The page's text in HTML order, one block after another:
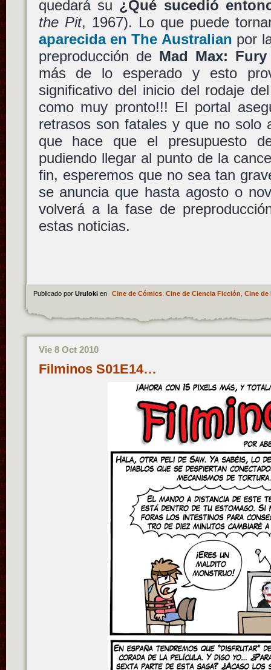
quedará su ¿Qué sucedió
the Pit, 1967). Lo que puede
aparecida en The Australian por
preproducción de Mad Max:
más de lo esperado y esto
significativo del inicio del rodaje
como muy pronto!!! El portal
retrasos son fatales y que no solo
que hace que el presupuesto
pudiendo llegar al punto de la
fin, esperemos que no sea tan
se anuncia que hasta agosto o
volverá a la fase de
estas noticias.
Publicado por Uruloki en Cine de Cómics, Cine de Ciencia Ficción Cine de
Vie 8 Oct 2010
Filminos S01E14…